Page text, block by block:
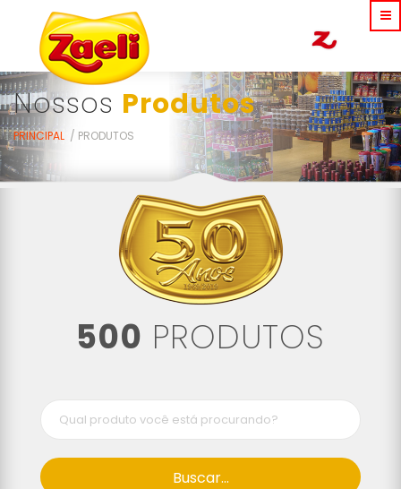
Nossos Produtos
PRINCIPAL PRODUTOS
500 PRODUTOS
Buscar...